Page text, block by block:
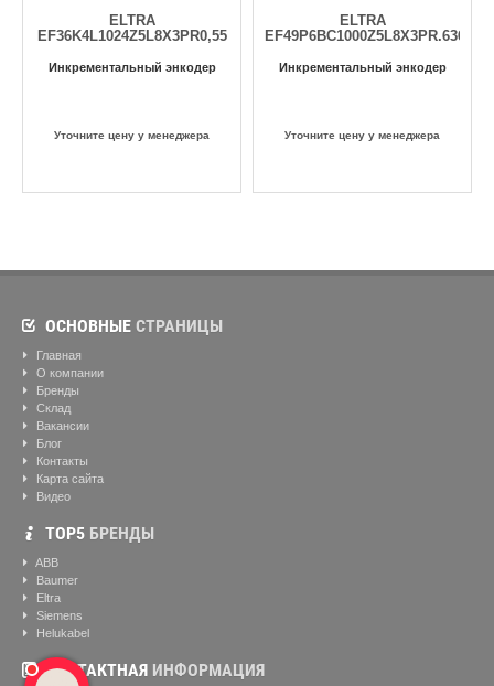
ELTRA
EF36K4L1024Z5L8X3PR0,55
Инкрементальный энкодер
Уточните цену у менеджера
ELTRA
EF49P6BC1000Z5L8X3PR.636
Инкрементальный энкодер
Уточните цену у менеджера
ОСНОВНЫЕ СТРАНИЦЫ
Главная
О компании
Бренды
Склад
Вакансии
Блог
Контакты
Карта сайта
Видео
ТОР5 БРЕНДЫ
ABB
Baumer
Eltra
Siemens
Helukabel
КОНТАКТНАЯ ИНФОРМАЦИЯ